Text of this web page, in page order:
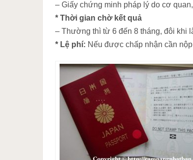
– Giấy chứng minh pháp lý do cơ
* Thời gian chờ kết quả
– Thường thì từ 6 đến 8 tháng, đôi khi
* Lệ phí: Nếu được chấp nhận cần